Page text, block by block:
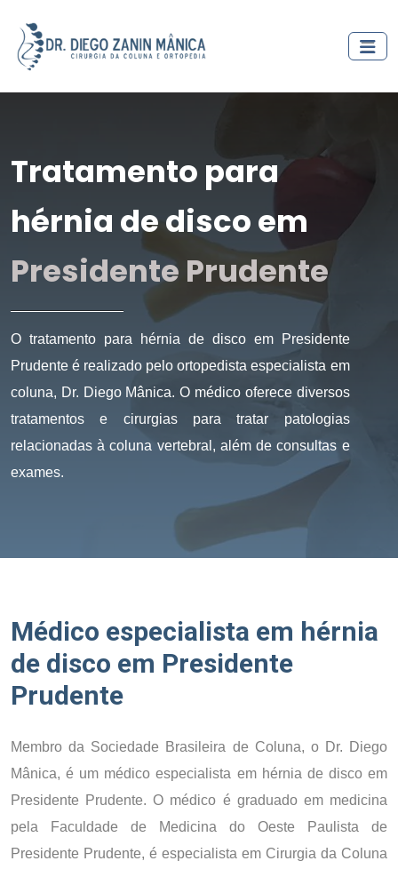
Tratamento para
hérnia de disco em
Presidente Prudente
O tratamento para hérnia de disco em Presidente
Prudente é realizado pelo ortopedista especialista em
coluna, Dr. Diego Mânica. O médico oferece diversos
tratamentos e cirurgias para tratar patologias
relacionadas à coluna vertebral, além de consultas e
exames.
Médico especialista em hérnia
de disco em Presidente
Prudente
Membro da Sociedade Brasileira de Coluna, o Dr. Diego
Mânica, é um médico especialista em hérnia de disco em
Presidente Prudente. O médico é graduado em medicina
pela Faculdade de Medicina do Oeste Paulista de
Presidente Prudente, é especialista em Cirurgia da Coluna